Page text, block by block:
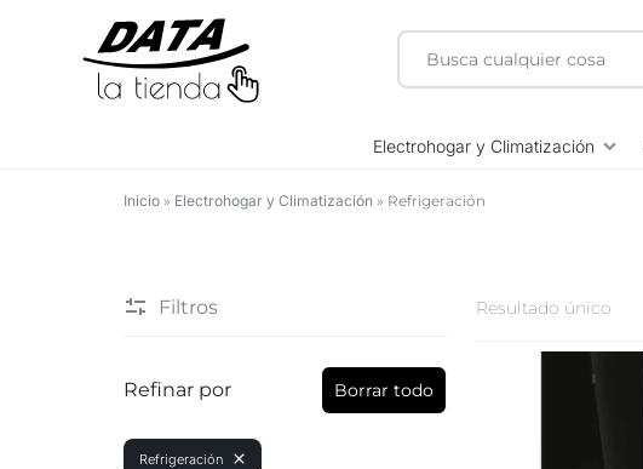
Electrohogar y Climatización
Inicio » Electrohogar y Climatización » Refrigeración
Resultado único
Filtros
Refinar por Borrar todo
Refrigeración